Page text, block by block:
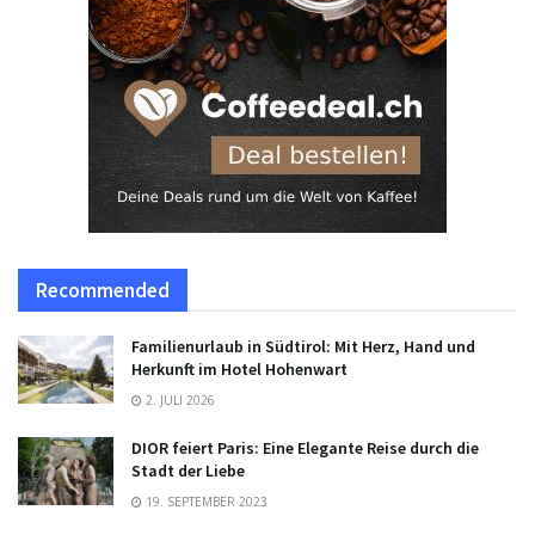
Recommended
Familienurlaub in Südtirol: Mit Herz, Hand und
Herkunft im Hotel Hohenwart
2. JULI 2026
DIOR feiert Paris: Eine Elegante Reise durch die
Stadt der Liebe
19. SEPTEMBER 2023